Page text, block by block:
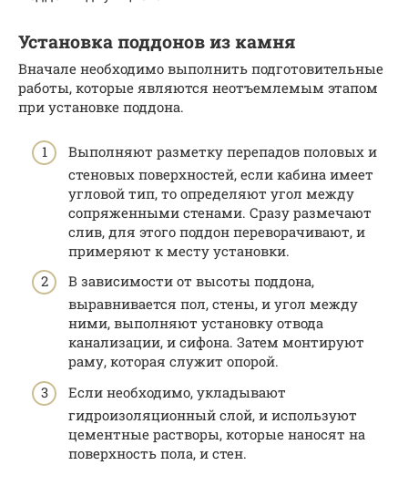
Установка поддонов из камня
Вначале необходимо выполнить подготовительные
работы, которые являются неотъемлемым этапом
при установке поддона.
Выполняют разметку перепадов половых и
стеновых поверхностей, если кабина имеет
угловой тип, то определяют угол между
сопряженными стенами. Сразу размечают
слив, для этого поддон переворачивают, и
примеряют к месту установки.
В зависимости от высоты поддона,
выравнивается пол, стены, и угол между
ними, выполняют установку отвода
канализации, и сифона. Затем монтируют
раму, которая служит опорой.
Если необходимо, укладывают
гидроизоляционный слой, и используют
цементные растворы, которые наносят на
поверхность пола, и стен.